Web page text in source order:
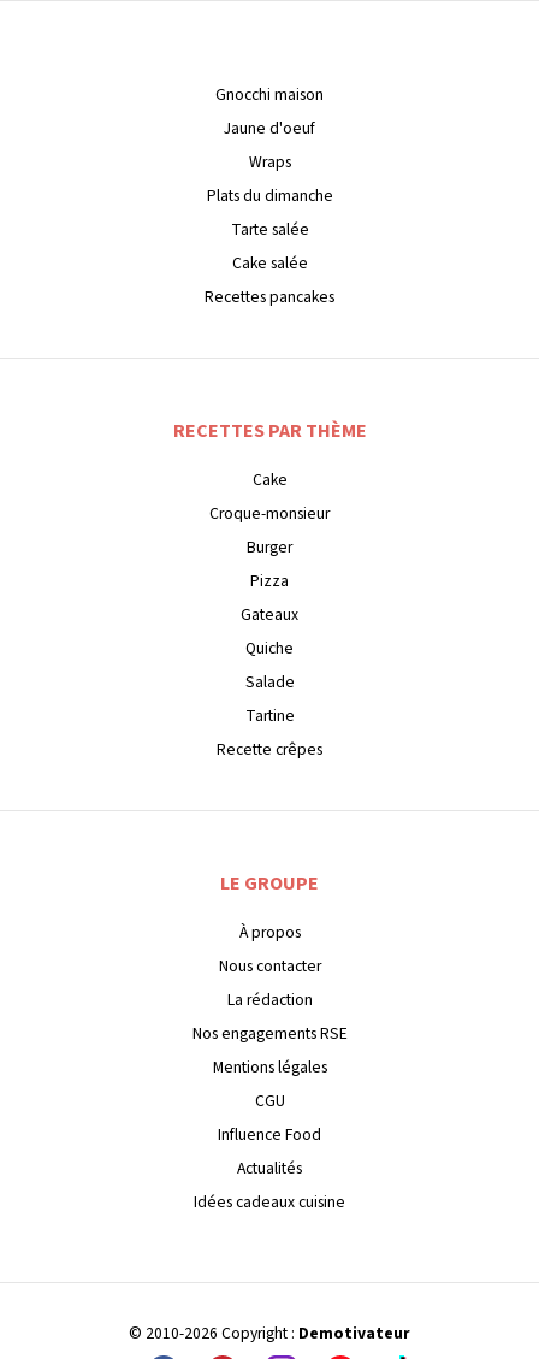
Gnocchi maison
Jaune d'oeuf
Wraps
Plats du dimanche
Tarte salée
Cake salée
Recettes pancakes
RECETTES PAR THÈME
Cake
Croque-monsieur
Burger
Pizza
Gateaux
Quiche
Salade
Tartine
Recette crêpes
LE GROUPE
À propos
Nous contacter
La rédaction
Nos engagements RSE
Mentions légales
CGU
Influence Food
Actualités
Idées cadeaux cuisine
© 2010-2026 Copyright : Demotivateur